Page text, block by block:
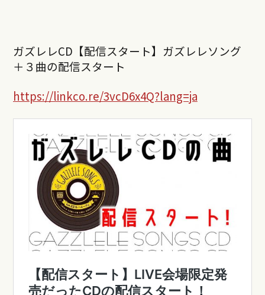
ガズレレCD【配信スタート】ガズレレソング
＋３曲の配信スタート
https://linkco.re/3vcD6x4Q?lang=ja